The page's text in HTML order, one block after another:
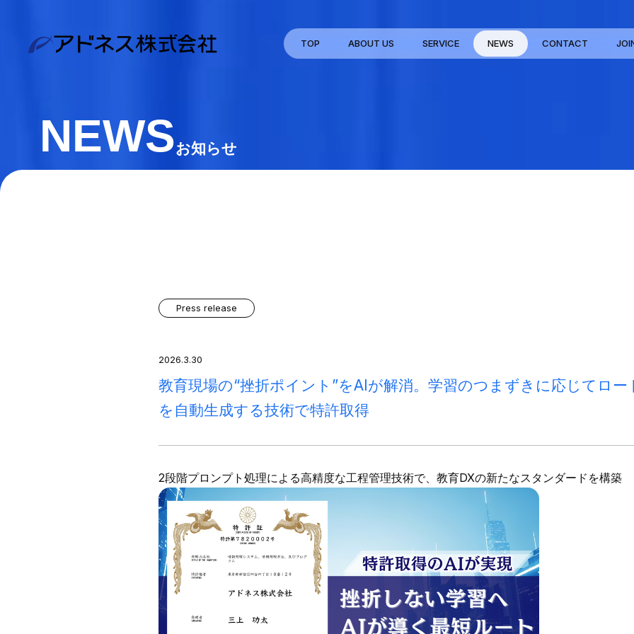
TOP ABOUT US SERVICE NEWS CONTACT
NEWSお知らせ
Press release
2026.3.30
教育現場の“挫折ポイント”をAIが解消。学習のつまずきに応じてロー
を自動生成する技術で特許取得
2段階プロンプト処理による高精度な工程管理技術で、教育DXの新たなスタンダードを構築